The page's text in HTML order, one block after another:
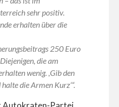
sehr positiv.
erhalten über die
250 Euro
die am
wenig. ,Gib den
die Armen Kurz‘“.